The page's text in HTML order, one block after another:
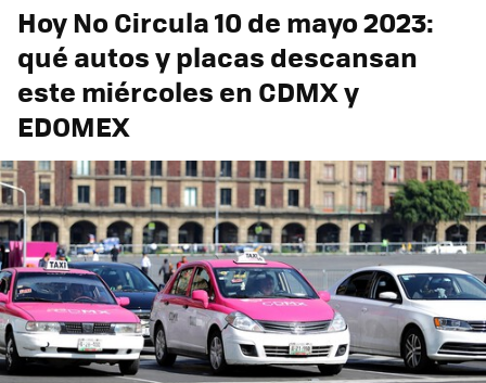
Hoy No Circula 10 de mayo 2023:
qué autos y placas descansan
este miércoles en CDMX y
EDOMEX